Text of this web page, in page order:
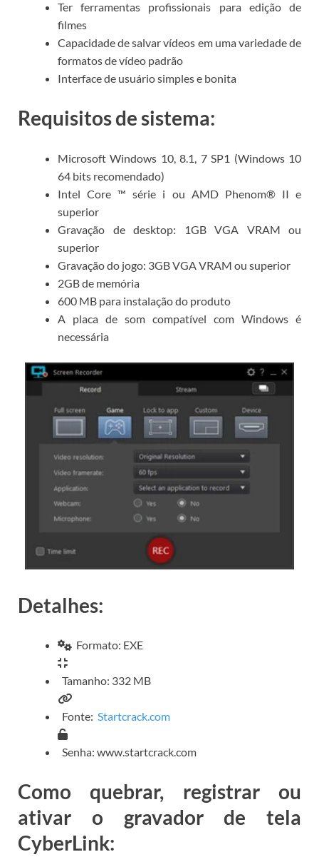
Ter ferramentas profissionais para edição de
filmes
Capacidade de salvar vídeos em uma variedade de
formatos de vídeo padrão
Interface de usuário simples e bonita
Requisitos de sistema:
Microsoft Windows 10, 8.1, 7 SP1 (Windows 10
64 bits recomendado)
Intel Core ™ série i ou AMD Phenom® II e
superior
Gravação de desktop: 1GB VGA VRAM ou
superior
Gravação do jogo: 3GB VGA VRAM ou superior
2GB de memória
600 MB para instalação do produto
A placa de som compatível com Windows é
necessária
Detalhes:
Formato: EXE
Tamanho: 332 MB
Fonte: Startcrack.com
Senha: www.startcrack.com
Como quebrar, registrar ou
ativar o gravador de tela
CyberLink: